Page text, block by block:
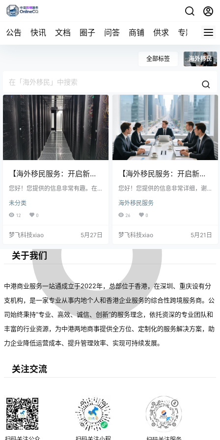
公告 快讯 文档 圈子 问答 商铺 供求 专题 导航
全部标签 海外移民
【海外移民服务：开启新生
活的关键一步】
您好！您提供的信息非常有趣。在
成为了许多人提升生活质量和实现
发展的选择。专业移民服务能有效
构需关注其信誉、资质及成功案
民，还可能带来长期的教育、职业
和社会福利等收益。借助专业支
持，移民过程更为安全高效，助力
开启新生活。
未分类
12 0
梦飞科技xiao 5月27日
【海外移民服务：开启新生
活的关键一步】
您好！您提供的信息非常详细，谢
个人提供了更多选择和便利，但同
时也要求消费者具备一定的辨别能
海外移民服务
26 0
梦飞科技xiao 5月21日
关于我们
中港商业服务一站通成立于2022年，总部位于香港，在深圳、重庆设有分
支机构，是一家专业从事内地个人和香港企业服务的综合性跨境服务商。公
司始终秉持“专业、高效、诚信、创新”的服务理念，依托资深的专业团队和
丰富的行业资源，为中港两地商事提供全方位、定制化的服务解决方案，助
力企业降低运营成本、提升管理效率、实现可持续发展。
关注交流